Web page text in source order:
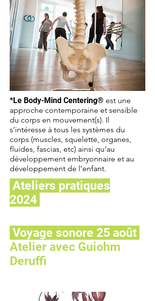
*Le Body-Mind Centering® est une
approche contemporaine et sensible
du corps en mouvement(s). Il
s’intéresse à tous les systèmes du
corps (muscles, squelette, organes,
fluides, fascias, etc) ainsi qu’au
développement embryonnaire et au
développement de l’enfant.
Ateliers pratiques
2024
Voyage sonore 25 août
Atelier avec Guiohm
Deruffi